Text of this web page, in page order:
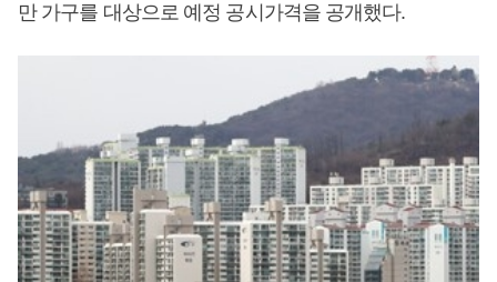
만 가구를 대상으로 예정 공시가격을 공개했다.